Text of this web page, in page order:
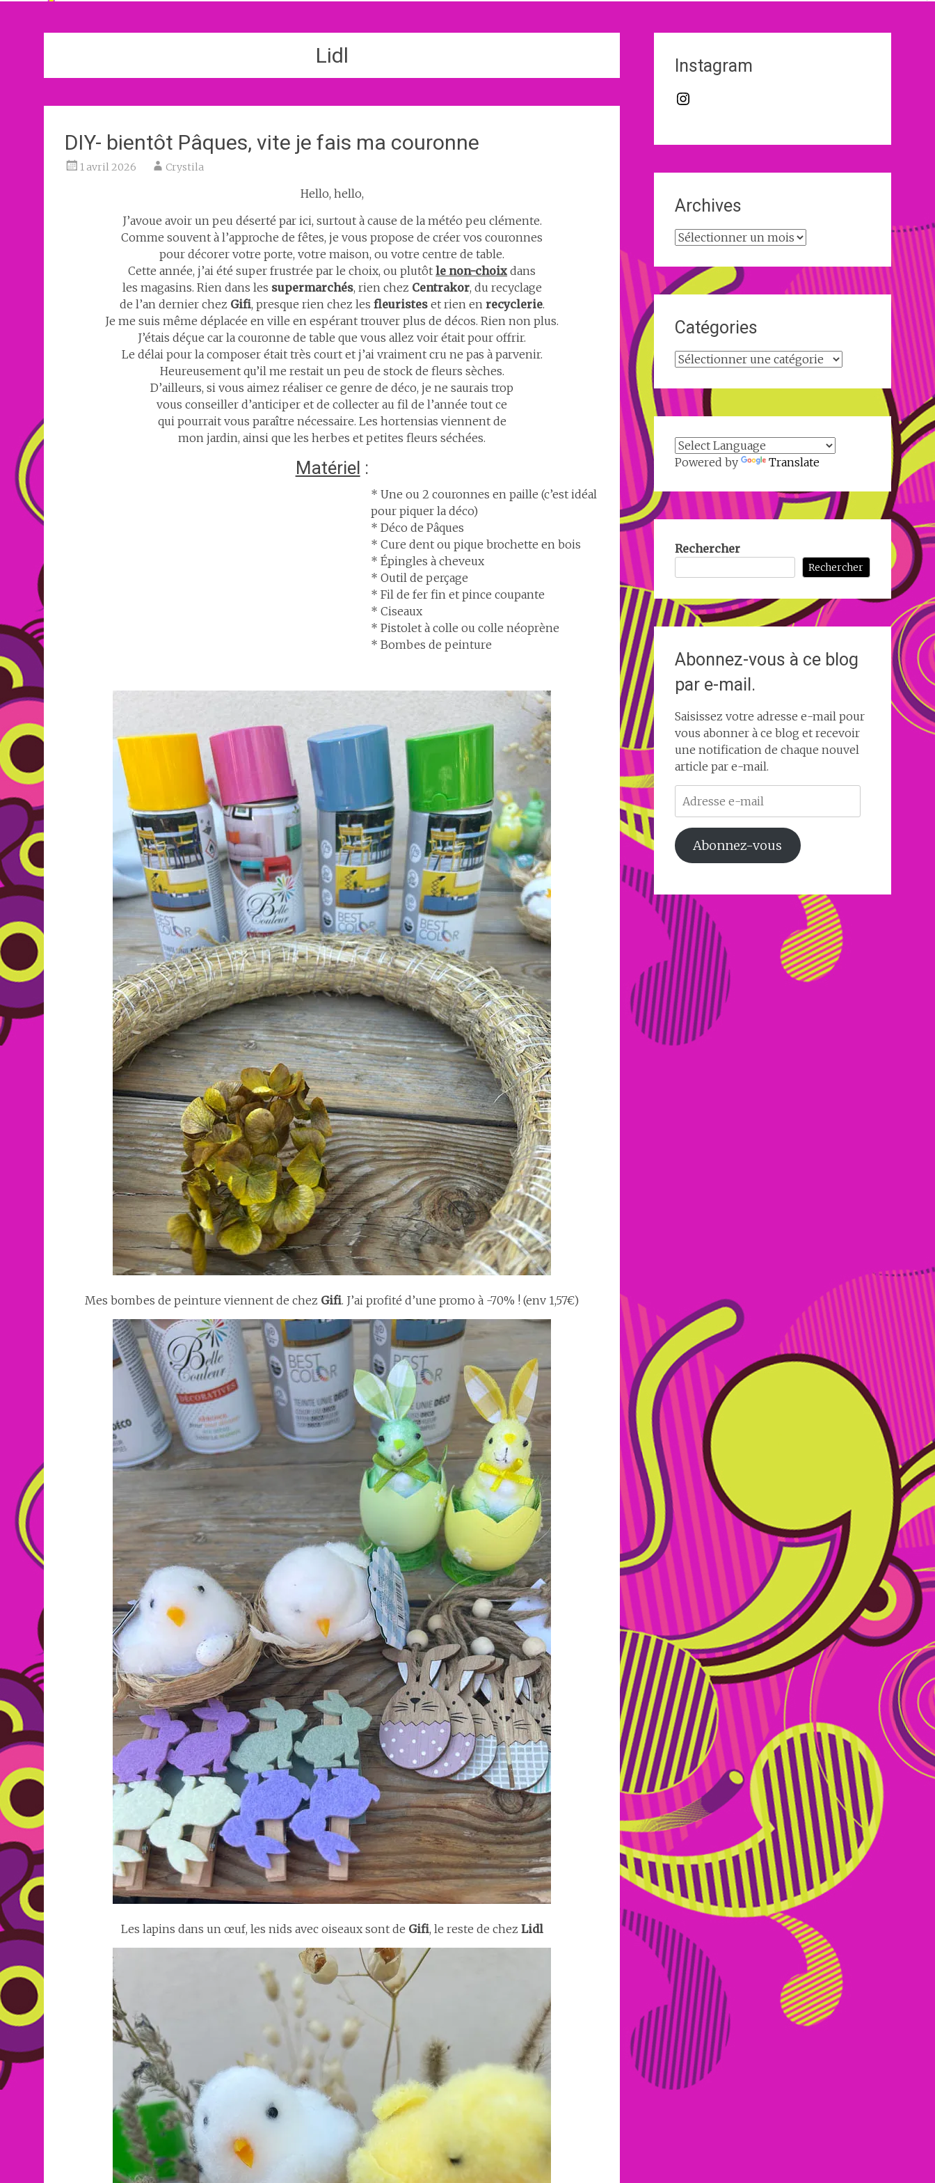
Lidl
DIY- bientôt Pâques, vite je fais ma couronne
1 avril 2026 Crystila
Hello, hello,
J’avoue avoir un peu déserté par ici, surtout à cause de la météo peu clémente.
Comme souvent à l’approche de fêtes, je vous propose de créer vos couronnes
pour décorer votre porte, votre maison, ou votre centre de table.
Cette année, j’ai été super frustrée par le choix, ou plutôtle non-choix dans
les magasins. Rien dans les supermarchés, rien chez Centrakor, du recyclage
de l’an dernier chez Gifi, presque rien chez les fleuristeset rien en recyclerie.
Je me suis même déplacée en ville en espérant trouver plus de décos. Rien non plus.
J’étais déçue car la couronne de table que vous allez voir était pour offrir.
Le délai pour la composer était très court et j’ai vraiment cru ne pas à parvenir.
Heureusement qu’il me restait un peu de stock de fleurs sèches.
D’ailleurs, si vous aimez réaliser ce genre de déco, je ne saurais trop
vous conseiller d’anticiper et de collecter au fil de l’année tout ce
qui pourrait vous paraître nécessaire. Les hortensias viennent de
mon jardin, ainsi que les herbes et petites fleurs séchées.
Matériel :
* Une ou 2 couronnes en paille (c’est idéal
pour piquer la déco)
* Déco de Pâques
* Cure dent ou pique brochette en bois
* Épingles à cheveux
* Outil de perçage
* Fil de fer fin et pince coupante
* Ciseaux
* Pistolet à colle ou colle néoprène
* Bombes de peinture
Mes bombes de peinture viennent de chez Gifi. J’ai profité d’une promo à -70% ! (env 1,57€)
Les lapins dans un œuf, les nids avec oiseaux sont de Gifi, le reste de chez Lidl
Instagram
Instagram
Archives
Archives
Catégories
Catégories
Powered by Translate
Rechercher
Rechercher
Abonnez-vous à ce blog
par e-mail.
Saisissez votre adresse e-mail pour
vous abonner à ce blog et recevoir
une notification de chaque nouvel
article par e-mail.
Adresse
e-
mail
Abonnez-vous